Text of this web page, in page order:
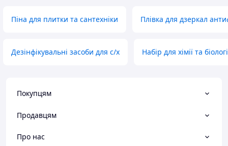
Піна для плитки та сантехніки Плівка для дзеркал
Дезінфікувальні засоби для с/х Набір для хімії та
Покупцям
Продавцям
Про нас